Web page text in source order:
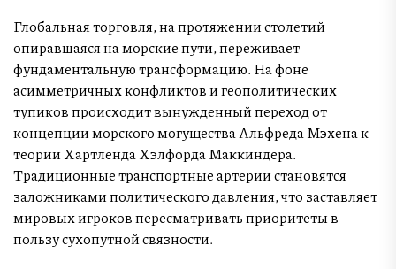
Глобальная торговля, на протяжении столетий
опиравшаяся на морские пути, переживает
фундаментальную трансформацию. На фоне
асимметричных конфликтов и геополитических
тупиков происходит вынужденный переход от
концепции морского могущества Альфреда Мэхена к
теории Хартленда Хэлфорда Маккиндера.
Традиционные транспортные артерии становятся
заложниками политического давления, что заставляет
мировых игроков пересматривать приоритеты в
пользу сухопутной связности.